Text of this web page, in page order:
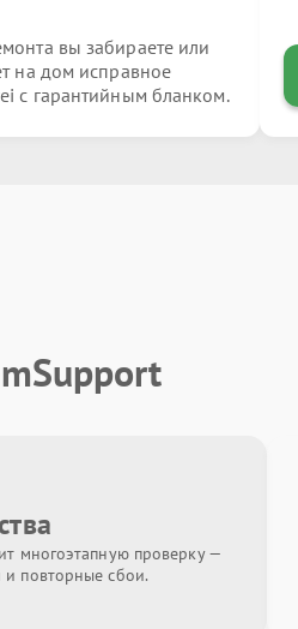
вы забираете или
на дом исправное
с гарантийным бланком.
многоэтапную проверку —
повторные сбои.